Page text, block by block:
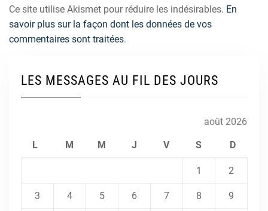
Ce site utilise Akismet pour réduire les indésirables. En
savoir plus sur la façon dont les données de vos
commentaires sont traitées.
LES MESSAGES AU FIL DES JOURS
août 2026
L M M J V S D
1 2
3 4 5 6 7 8 9